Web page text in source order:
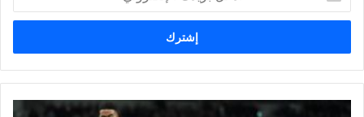
بريدك
الإلكتروني